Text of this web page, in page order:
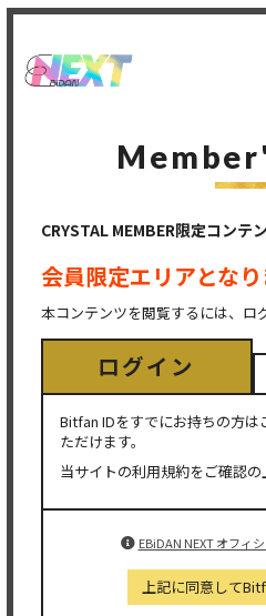
CRYSTAL MEMBER限定コンテ
会員限定エリアとな
本コンテンツを閲覧するには、ロ
ログイン
Bitfan IDをすでにお持ちの方
ただけます。
当サイトの利用規約をご確認の
EBiDAN NEXT オフィ
上記に同意して